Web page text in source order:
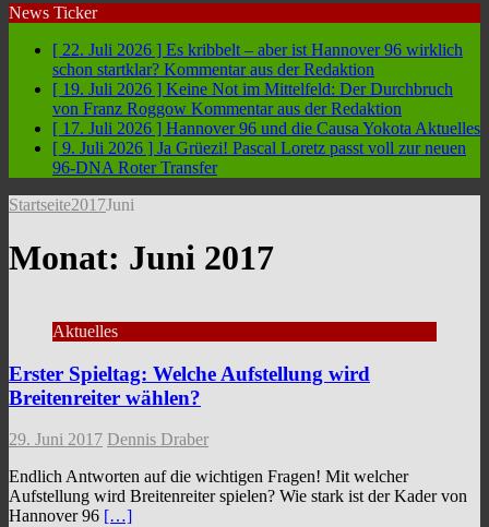
News Ticker
[ 22. Juli 2026 ] Es kribbelt – aber ist Hannover 96 wirklich
schon startklar? Kommentar aus der Redaktion
[ 19. Juli 2026 ] Keine Not im Mittelfeld: Der Durchbruch
von Franz Roggow Kommentar aus der Redaktion
[ 17. Juli 2026 ] Hannover 96 und die Causa Yokota Aktuelles
[ 9. Juli 2026 ] Ja Grüezi! Pascal Loretz passt voll zur neuen
96-DNA Roter Transfer
Startseite2017Juni
Monat: Juni 2017
Aktuelles
Erster Spieltag: Welche Aufstellung wird
Breitenreiter wählen?
29. Juni 2017 Dennis Draber
Endlich Antworten auf die wichtigen Fragen! Mit welcher
Aufstellung wird Breitenreiter spielen? Wie stark ist der Kader von
Hannover 96 […]